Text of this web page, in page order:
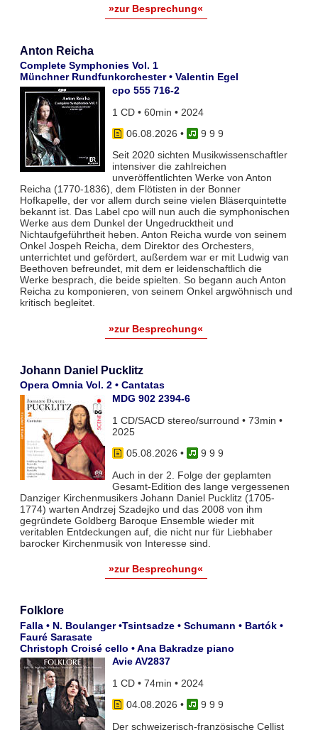
»zur Besprechung«
Anton Reicha
Complete Symphonies Vol. 1
Münchner Rundfunkorchester • Valentin Egel
cpo 555 716-2
1 CD • 60min • 2024
06.08.2026 •
9 9 9
Seit 2020 sichten Musikwissenschaftler
intensiver die zahlreichen
unveröffentlichten Werke von Anton
Reicha (1770-1836), dem Flötisten in der Bonner
Hofkapelle, der vor allem durch seine vielen Bläserquintette
bekannt ist. Das Label cpo will nun auch die symphonischen
Werke aus dem Dunkel der Ungedrucktheit und
Nichtaufgeführtheit heben. Anton Reicha wurde von seinem
Onkel Jospeh Reicha, dem Direktor des Orchesters,
unterrichtet und gefördert, außerdem war er mit Ludwig van
Beethoven befreundet, mit dem er leidenschaftlich die
Werke besprach, die beide spielten. So begann auch Anton
Reicha zu komponieren, von seinem Onkel argwöhnisch und
kritisch begleitet.
»zur Besprechung«
Johann Daniel Pucklitz
Opera Omnia Vol. 2 • Cantatas
MDG 902 2394-6
1 CD/SACD stereo/surround • 73min •
2025
05.08.2026 •
9 9 9
Auch in der 2. Folge der geplamten
Gesamt-Edition des lange vergessenen
Danziger Kirchenmusikers Johann Daniel Pucklitz (1705-
1774) warten Andrzej Szadejko und das 2008 von ihm
gegründete Goldberg Baroque Ensemble wieder mit
veritablen Entdeckungen auf, die nicht nur für Liebhaber
barocker Kirchenmusik von Interesse sind.
»zur Besprechung«
Folklore
Falla • N. Boulanger •Tsintsadze • Schumann • Bartók •
Fauré Sarasate
Christoph Croisé cello • Ana Bakradze piano
Avie AV2837
1 CD • 74min • 2024
04.08.2026 •
9 9 9
Der schweizerisch-französische Cellist